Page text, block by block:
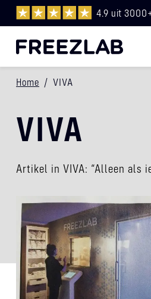
4.9 uit
NL
Home / VIVA
VIVA
Artikel in VIVA: “Alleen als